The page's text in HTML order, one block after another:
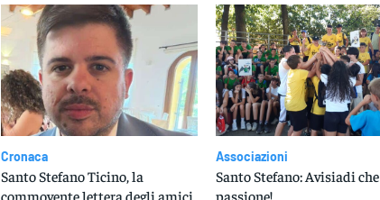
Cronaca
Santo Stefano Ticino, la
commovente lettera degli amici
Associazioni
Santo Stefano: Avisiadi che
passione!